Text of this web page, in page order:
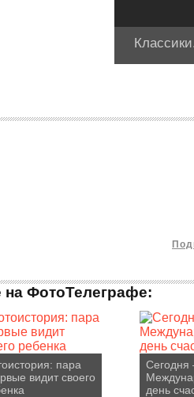
Классики.
на ФотоТелеграфе:
пара
видит своего
Сегодня
день